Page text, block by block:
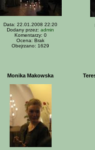
Data: 22.01.2008 22:20
Dodany przez: admin
Komentarzy: 0
Ocena: Brak
Obejrzano: 1629
Monika Makowska